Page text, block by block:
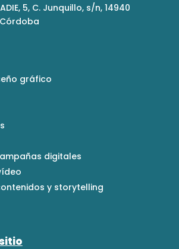
5, C. Junquillo, s/n, 14940
gráfico
digitales
y storytelling